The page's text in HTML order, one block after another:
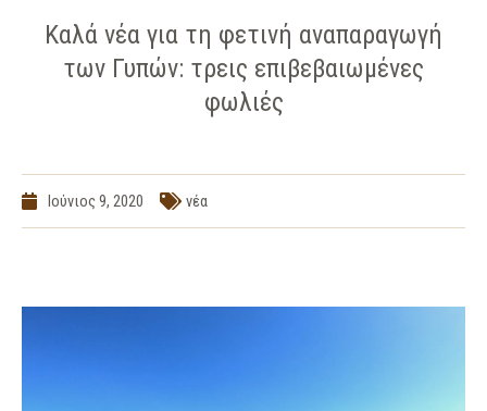
Καλά νέα για τη φετινή αναπαραγωγή
των Γυπών: τρεις επιβεβαιωμένες
φωλιές
Ιούνιος 9, 2020 νέα